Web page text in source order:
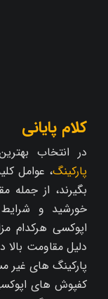
کلام پایانی
در انتخاب
پارکینگ، عوامل
بگیرند، از جمله
خورشید و
اپوکسی هرکدام
دلیل مقاومت
پارکینگ‌ های
کفپوش‌ های